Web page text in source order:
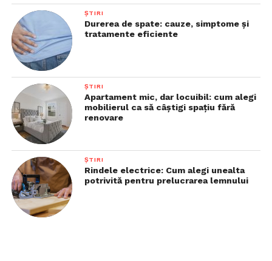
ȘTIRI
Durerea de spate: cauze, simptome și
tratamente eficiente
ȘTIRI
Apartament mic, dar locuibil: cum alegi
mobilierul ca să câștigi spațiu fără
renovare
ȘTIRI
Rindele electrice: Cum alegi unealta
potrivită pentru prelucrarea lemnului